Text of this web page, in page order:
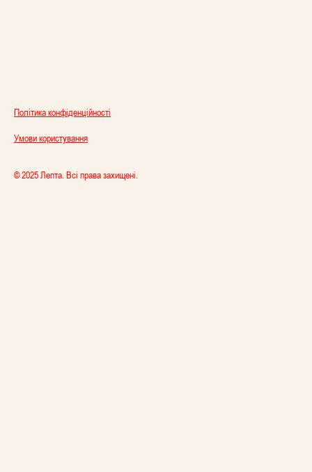
© 2025 Лепта. Всі права захищені.
Політика конфіденційності
Умови користування